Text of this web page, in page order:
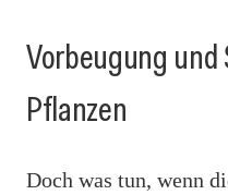
Vorbeugung
Pflanzen
Doch was tun, wenn